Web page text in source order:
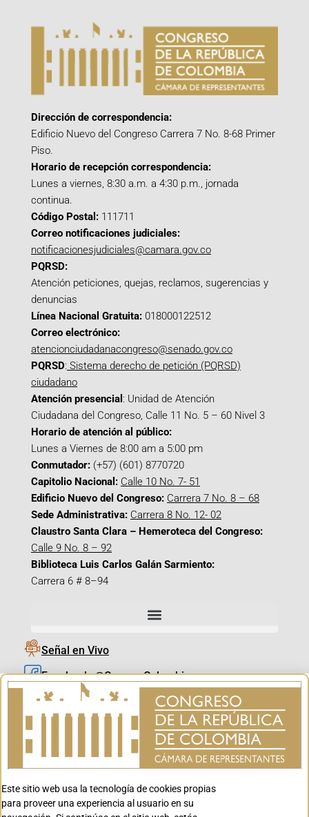
Dirección de correspondencia:
Edificio Nuevo del Congreso Carrera 7 No. 8-68 Primer
Piso.
Horario de recepción correspondencia:
Lunes a viernes, 8:30 a.m. a 4:30 p.m., jornada
continua.
Código Postal: 111711
Correo notificaciones judiciales:
notificacionesjudiciales@camara.gov.co
PQRSD:
Atención peticiones, quejas, reclamos, sugerencias y
denuncias
Línea Nacional Gratuita: 018000122512
Correo electrónico:
atencionciudadanacongreso@senado.gov.co
PQRSD: Sistema derecho de petición (PQRSD)
ciudadano
Atención presencial : Unidad de Atención
Ciudadana del Congreso, Calle 11 No. 5 – 60 Nivel 3
Horario de atención al público:
Lunes a Viernes de 8:00 am a 5:00 pm
Conmutador: (+57) (601) 8770720
Capitolio Nacional: Calle 10 No. 7- 51
Edificio Nuevo del Congreso: Carrera 7 No. 8 – 68
Sede Administrativa: Carrera 8 No. 12- 02
Claustro Santa Clara – Hemeroteca del Congreso:
Calle 9 No. 8 – 92
Biblioteca Luis Carlos Galán Sarmiento:
Carrera 6 # 8–94
Señal en Vivo
Facebook_@CamaraColombia
Instagram_@CamaraColombia
X_@CamaraColombia
Youtube_@CamaraColombia
Youtube_@CanalCongreso
Este sitio web usa la tecnología de cookies propias
para proveer una experiencia al usuario en su